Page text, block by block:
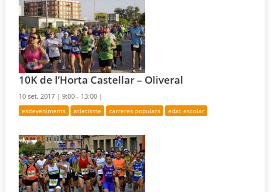
10K de l’Horta Castellar – Oliveral
10 set. 2017 |9:00 - 13:00 |
esdeveniments atletisme carreres populars edat escolar